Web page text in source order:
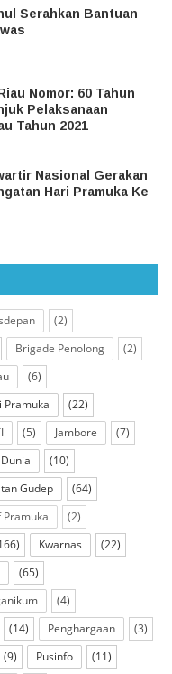
Serahkan Bantuan
Nomor: 60 Tahun
Pelaksanaan
Tahun 2021
Nasional Gerakan
Hari Pramuka Ke
(2)
Brigade Penolong
(2)
(6)
Pramuka
(22)
(5) Jambore
(7)
(10)
Gudep
(64)
Pramuka
(2)
Kwarnas
(22)
(65)
(4)
(14) Penghargaan
(3)
(9) Pusinfo
(11)